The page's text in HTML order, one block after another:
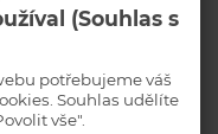
(Souhlas s
potřebujeme váš
Souhlas udělíte
vše".